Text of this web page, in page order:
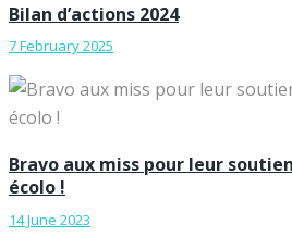
Bilan d’actions 2024
7 February 2025
Bravo aux miss pour leur
écolo !
14 June 2023